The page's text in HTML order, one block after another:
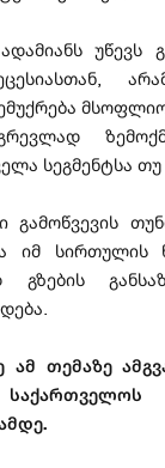
უწევს
სეგმენტსა
გამოწვევის
იმ სირთულის
გზების
ამ თემაზე